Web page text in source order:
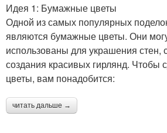
Идея 1: Бумажные цветы
Одной из самых популярных
являются бумажные цветы. Они
использованы для украшения стен,
создания красивых гирлянд. Чтобы
цветы, вам понадобится:
читать дальше →